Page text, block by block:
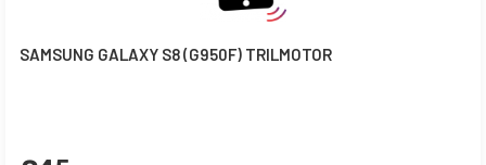
SAMSUNG GALAXY S8 (G950F) TRILMOTOR